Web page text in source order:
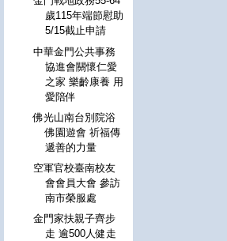
歲115年端節慰助
5/15截止申請
中華金門公共事務
協進會關懷仁愛
之家 樂齡康養 用
愛陪伴
佛光山南台別院浴
佛園遊會 祈福傳
遞善的力量
空軍官校臺南校友
會會員大會 參訪
南市榮服處
金門家扶親子齊步
走 逾500人健走